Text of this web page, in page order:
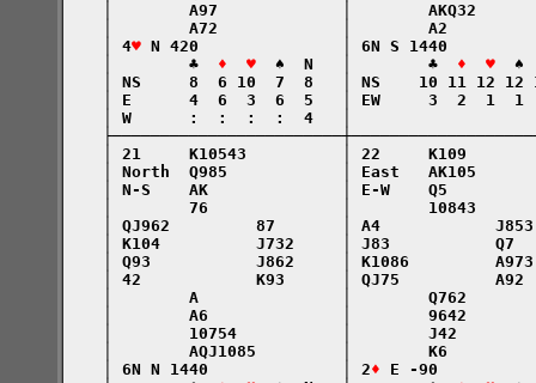
│        A97             │        AKQ32
│        A72             │        A2
    │ 4
♥ N 420               │ 6N S 1440
    │        ♣
♦  ♥
  ♠  N   │        ♣
♦  ♥
♠
│ NS     8  6 10  7  8   │ NS    10 11 12
│ E      4  6  3  6  5   │ EW     3  2  1
│ W      :  :  :  :  4   │
│ 21     K10543          │ 22     K109
│ North  Q985            │ East   AK105
│ N-S    AK              │ E-W    Q5
│        76              │        10843
│ QJ962         87       │ A4
│ K104          J732     │ J83           Q7
│ Q93           J862     │ K1086
│ 42            K93      │ QJ75
│        A               │        Q762
│        A6              │        9642
│        10754           │        J42
│        AQJ1085         │        K6
    │ 6N N 1440              │ 2
♦ E -90